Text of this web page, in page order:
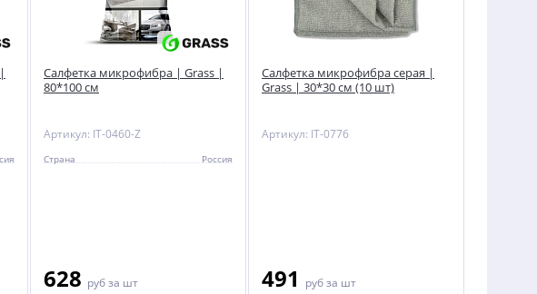
Салфетка микрофибра | Grass |
80*100 см
Артикул: IT-0460-Z
Страна Россия
628 рубза шт
Салфетка микрофибра серая |
Grass | 30*30 см (10 шт)
Артикул: IT-0776
491 рубза шт